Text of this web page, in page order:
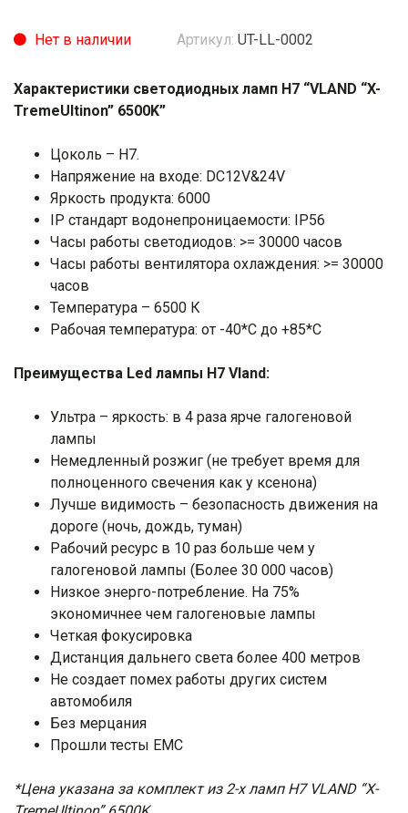
Артикул: UT-LL-0002
Нет в наличии
Характеристики светодиодных ламп H7 “VLAND “X-
TremeUltinon” 6500K”
Цоколь – H7.
Напряжение на входе: DC12V&24V
Яркость продукта: 6000
IP стандарт водонепроницаемости: IP56
Часы работы светодиодов: >= 30000 часов
Часы работы вентилятора охлаждения: >= 30000
часов
Температура – 6500 К
Рабочая температура: от -40*C до +85*C
Преимущества Led лампы H7 Vland:
Ультра – яркость: в 4 раза ярче галогеновой
лампы
Немедленный розжиг (не требует время для
полноценного свечения как у ксенона)
Лучше видимость – безопасность движения на
дороге (ночь, дождь, туман)
Рабочий ресурс в 10 раз больше чем у
галогеновой лампы (Более 30 000 часов)
Низкое энерго-потребление. На 75%
экономичнее чем галогеновые лампы
Четкая фокусировка
Дистанция дальнего света более 400 метров
Не создает помех работы других систем
автомобиля
Без мерцания
Прошли тесты ЕМС
*Цена указана за комплект из 2-х ламп H7 VLAND “X-